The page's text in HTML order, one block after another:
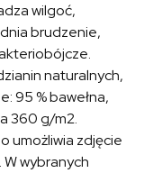
wilgoć,
brudzenie,
naturalnych,
95 % bawełna,
360 g/m2.
umożliwia zdjęcie
wybranych